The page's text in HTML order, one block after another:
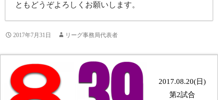
ともどうぞよろしくお願いします。
2017年7月31日 リーグ事務局代表者
2017.08.20(日)
第2試合